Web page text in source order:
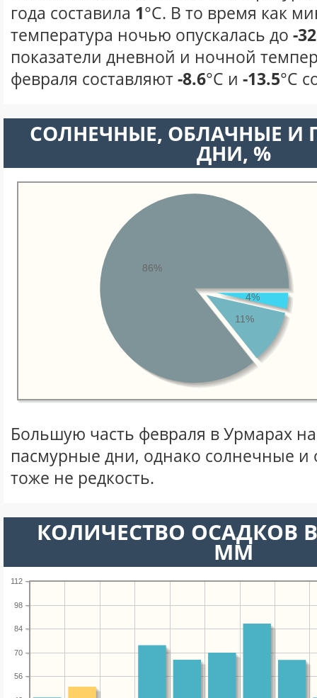
года составила 1°С. В то время как
температура ночью опускалась до -32
показатели дневной и ночной
февраля составляют-8.6°С и -13.5°С
CОЛНЕЧНЫЕ, ОБЛАЧНЫЕ И
ДНИ, %
4%
11%
86%
Большую часть февраля в Урмарах
пасмурные дни, однако солнечные
тоже не редкость.
КОЛИЧЕСТВО ОСАДКОВ
ММ
56
70
84
98
112